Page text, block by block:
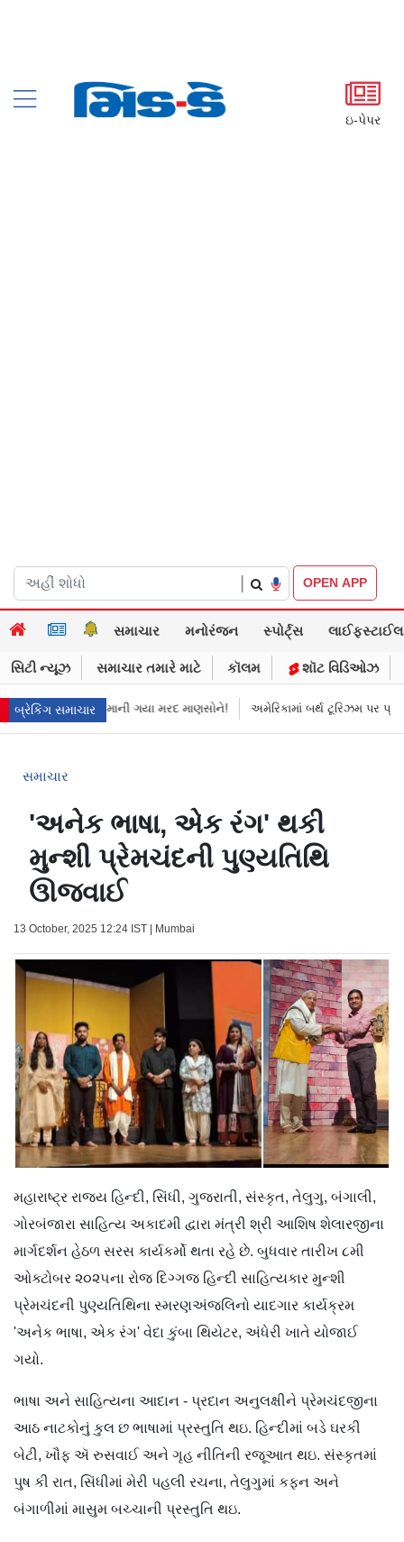
ઇ-પેપર
OPEN APP
સમાચાર મનોરંજન સ્પોર્ટ્સ લાઈફસ્ટાઈલ
સિટી ન્યૂઝ સમાચાર તમારે માટે કૉલમ શૉટ વિડિઓઝ
બ્રેકિંગ સમાચાર
બંધ થયો માની ગયા મરદ માણસોને! અમેરિકામાં બર્થ ટૂરિઝમ પર પ્રતિબંધ
સમાચાર
'અનેક ભાષા, એક રંગ' થકી
મુન્શી પ્રેમચંદની પુણ્યતિથિ
ઊજવાઈ
13 October, 2025 12:24 IST | Mumbai
મહારાષ્ટ્ર રાજ્ય હિન્દી, સિંધી, ગુજરાતી, સંસ્કૃત, તેલુગુ, બંગાલી,
ગોરબંજારા સાહિત્ય અકાદમી દ્વારા મંત્રી શ્રી આશિષ શેલારજીના
માર્ગદર્શન હેઠળ સરસ કાર્યકર્મો થતા રહે છે. બુધવાર તારીખ ૮મી
ઓક્ટોબર ૨૦૨૫ના રોજ દિગ્ગજ હિન્દી સાહિત્યકાર મુન્શી
પ્રેમચંદની પુણ્યતિથિના સ્મરણઅંજલિનો યાદગાર કાર્યક્રમ
'અનેક ભાષા, એક રંગ' વેદા કુંબા થિયેટર, અંધેરી ખાતે યોજાઈ
ગયો.
ભાષા અને સાહિત્યના આદાન - પ્રદાન અનુલક્ષીને પ્રેમચંદજીના
આઠ નાટકોનું કુલ છ ભાષામાં પ્રસ્તુતિ થઇ. હિન્દીમાં બડે ઘરકી
બેટી, ખૌફ ઍ રુસવાઈ અને ગૃહ નીતિની રજૂઆત થઇ. સંસ્કૃતમાં
પુષ કી રાત, સિંધીમાં મેરી પહલી રચના, તેલુગુમાં કફન અને
બંગાળીમાં માસુમ બચ્ચાની પ્રસ્તુતિ થઇ.